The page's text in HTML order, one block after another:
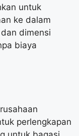
untuk
ke dalam
dimensi
biaya
perlengkapan